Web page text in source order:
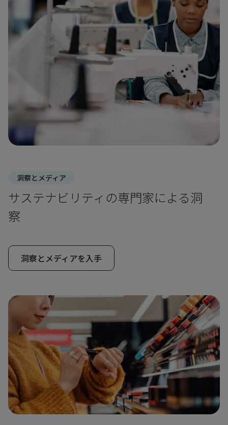
洞察とメディア
サステナビリティの専門家による洞
察
洞察とメディアを入手